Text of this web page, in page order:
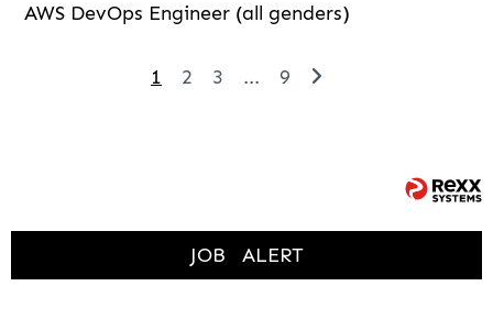
AWS DevOps Engineer (all genders)
1 2 3 ... 9
JOB ALERT